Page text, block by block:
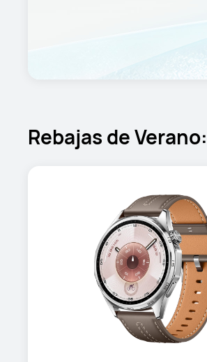
Rebajas de